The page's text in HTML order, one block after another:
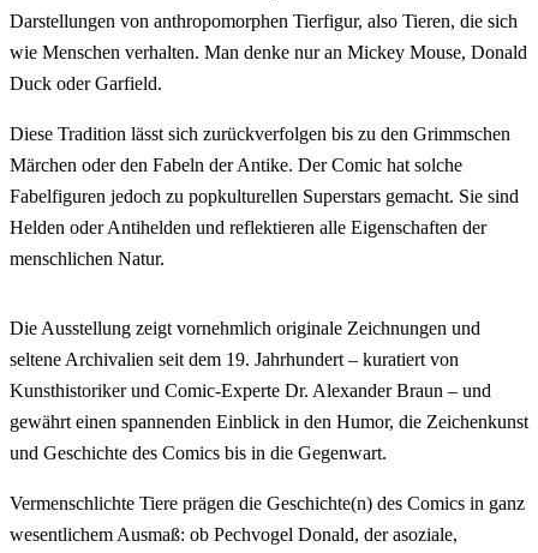
Darstellungen von anthropomorphen Tierfigur, also Tieren, die sich
wie Menschen verhalten. Man denke nur an Mickey Mouse, Donald
Duck oder Garfield.
Diese Tradition lässt sich zurückverfolgen bis zu den Grimmschen
Märchen oder den Fabeln der Antike. Der Comic hat solche
Fabelfiguren jedoch zu popkulturellen Superstars gemacht. Sie sind
Helden oder Antihelden und reflektieren alle Eigenschaften der
menschlichen Natur.
Die Ausstellung zeigt vornehmlich originale Zeichnungen und
seltene Archivalien seit dem 19. Jahrhundert – kuratiert von
Kunsthistoriker und Comic-Experte Dr. Alexander Braun – und
gewährt einen spannenden Einblick in den Humor, die Zeichenkunst
und Geschichte des Comics bis in die Gegenwart.
Vermenschlichte Tiere prägen die Geschichte(n) des Comics in ganz
wesentlichem Ausmaß: ob Pechvogel Donald, der asoziale,